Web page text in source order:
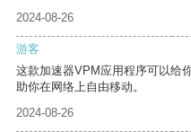
2024-08-26
游客
这款加速器VPM应用程序可以给
助你在网络上自由移动。
2024-08-26